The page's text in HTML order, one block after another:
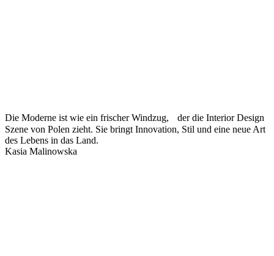
Die Moderne ist wie ein frischer Windzug, der die Interior Design
Szene von Polen zieht. Sie bringt Innovation, Stil und eine neue Art
des Lebens in das Land.
Kasia Malinowska